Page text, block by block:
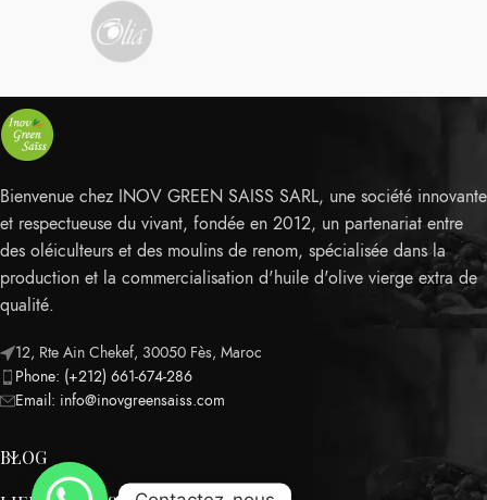
Bienvenue chez INOV GREEN SAISS SARL, une société innovante
et respectueuse du vivant, fondée en 2012, un partenariat entre
des oléiculteurs et des moulins de renom, spécialisée dans la
production et la commercialisation d'huile d'olive vierge extra de
qualité.
12, Rte Ain Chekef, 30050 Fès, Maroc
Phone: (+212) 661-674-286
Email: info@inovgreensaiss.com
BLOG